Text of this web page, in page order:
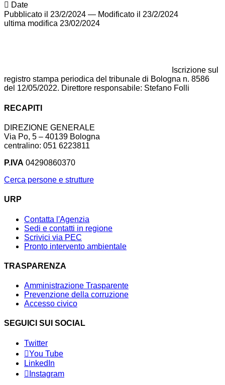
Date
Pubblicato il 23/2/2024 — Modificato il 23/2/2024
ultima modifica 23/02/2024
Iscrizione sul
registro stampa periodica del tribunale di Bologna n. 8586
del 12/05/2022. Direttore responsabile: Stefano Folli
RECAPITI
DIREZIONE GENERALE
Via Po, 5 – 40139 Bologna
centralino: 051 6223811
P.IVA 04290860370
Cerca persone e strutture
URP
Contatta l'Agenzia
Sedi e contatti in regione
Scrivici via PEC
Pronto intervento ambientale
TRASPARENZA
Amministrazione Trasparente
Prevenzione della corruzione
Accesso civico
SEGUICI SUI SOCIAL
Twitter
You Tube
LinkedIn
Instagram